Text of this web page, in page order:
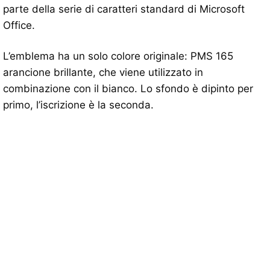
parte della serie di caratteri standard di Microsoft
Office.
L’emblema ha un solo colore originale: PMS 165
arancione brillante, che viene utilizzato in
combinazione con il bianco. Lo sfondo è dipinto per
primo, l’iscrizione è la seconda.